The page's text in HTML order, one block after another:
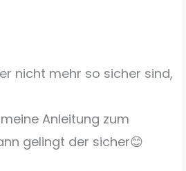
nicht mehr so sicher sind,
Anleitung zum
gelingt der sicher😊